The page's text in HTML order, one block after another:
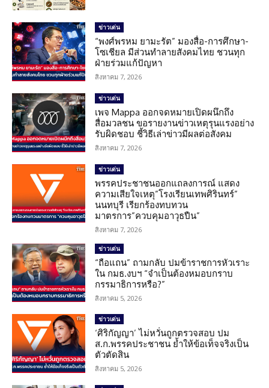
ข่าวเด่น
“พงศ์พรหม ยามะรัต” มองสื่อ-การศึกษา-
โซเชียล มีส่วนทำลายสังคมไทย ชวนทุก
ฝ่ายร่วมแก้ปัญหา
สิงหาคม 7, 2026
ข่าวเด่น
เพจ Mappa ออกจดหมายเปิดผนึกถึง
สื่อมวลชน ขอรายงานข่าวเหตุรุนแรงอย่าง
รับผิดชอบ ชี้วิธีเล่าข่าวมีผลต่อสังคม
สิงหาคม 7, 2026
ข่าวเด่น
พรรคประชาชนออกแถลงการณ์ แสดง
ความเสียใจเหตุ”โรงเรียนเทพศิรินทร์”
นนทบุรี เรียกร้องทบทวน
มาตรการ”ควบคุมอาวุธปืน”
สิงหาคม 7, 2026
ข่าวเด่น
“ถือแถน” ถามกลับ ปมข้าราชการหัวเราะ
ใน กมธ.งบฯ “จำเป็นต้องหมอบกราบ
กรรมาธิการหรือ?”
สิงหาคม 5, 2026
ข่าวเด่น
‘ศิริกัญญา’ ไม่หวั่นถูกตรวจสอบ ปม
ส.ก.พรรคประชาชน ย้ำให้ข้อเท็จจริงเป็น
ตัวตัดสิน
สิงหาคม 5, 2026